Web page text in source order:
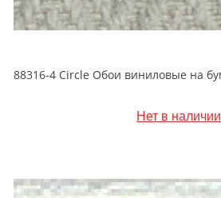
Нет в наличии